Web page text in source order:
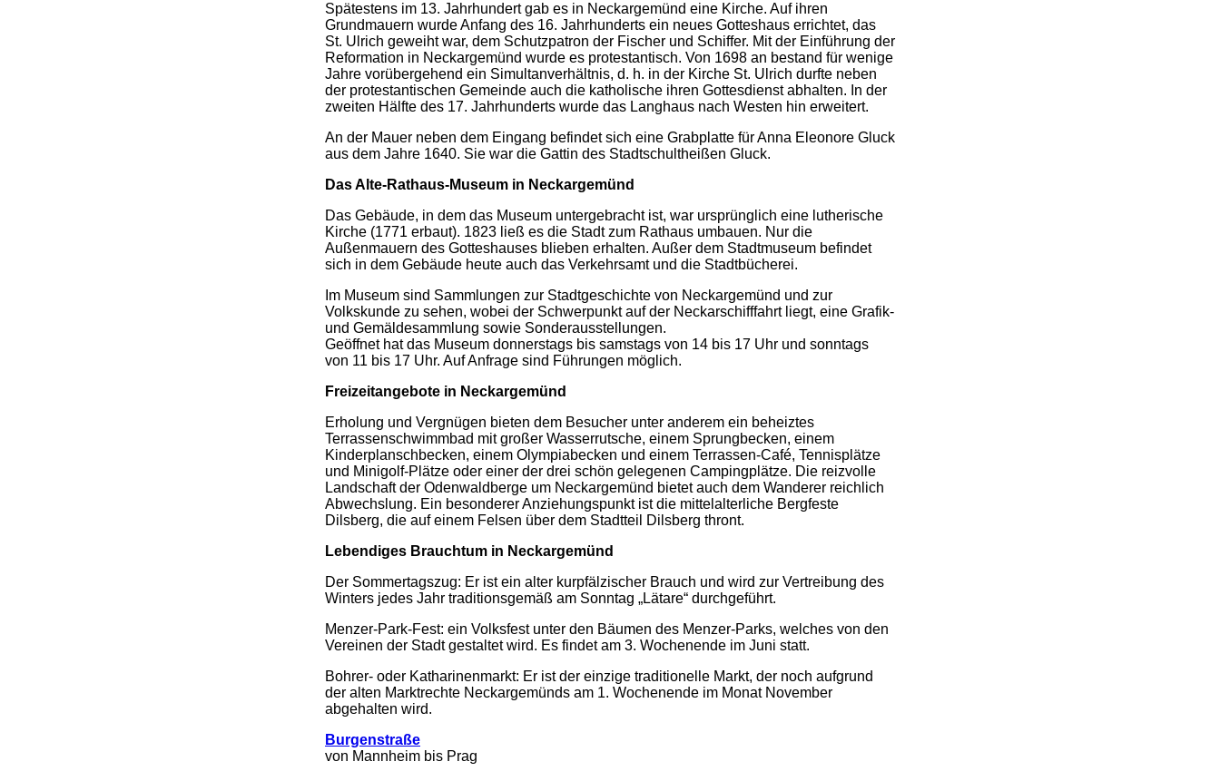
Spätestens im 13. Jahrhundert gab es in Neckargemünd eine Kirche. Auf ihren
Grundmauern wurde Anfang des 16. Jahrhunderts ein neues Gotteshaus errichtet, das
St. Ulrich geweiht war, dem Schutzpatron der Fischer und Schiffer. Mit der Einführung der
Reformation in Neckargemünd wurde es protestantisch. Von 1698 an bestand für wenige
Jahre vorübergehend ein Simultanverhältnis, d. h. in der Kirche St. Ulrich durfte neben
der protestantischen Gemeinde auch die katholische ihren Gottesdienst abhalten. In der
zweiten Hälfte des 17. Jahrhunderts wurde das Langhaus nach Westen hin erweitert.
An der Mauer neben dem Eingang befindet sich eine Grabplatte für Anna Eleonore Gluck
aus dem Jahre 1640. Sie war die Gattin des Stadtschultheißen Gluck.
Das Alte-Rathaus-Museum in Neckargemünd
Das Gebäude, in dem das Museum untergebracht ist, war ursprünglich eine lutherische
Kirche (1771 erbaut). 1823 ließ es die Stadt zum Rathaus umbauen. Nur die
Außenmauern des Gotteshauses blieben erhalten. Außer dem Stadtmuseum befindet
sich in dem Gebäude heute auch das Verkehrsamt und die Stadtbücherei.
Im Museum sind Sammlungen zur Stadtgeschichte von Neckargemünd und zur
Volkskunde zu sehen, wobei der Schwerpunkt auf der Neckarschifffahrt liegt, eine Grafik-
und Gemäldesammlung sowie Sonderausstellungen.
Geöffnet hat das Museum donnerstags bis samstags von 14 bis 17 Uhr und sonntags
von 11 bis 17 Uhr. Auf Anfrage sind Führungen möglich.
Freizeitangebote in Neckargemünd
Erholung und Vergnügen bieten dem Besucher unter anderem ein beheiztes
Terrassenschwimmbad mit großer Wasserrutsche, einem Sprungbecken, einem
Kinderplanschbecken, einem Olympiabecken und einem Terrassen-Café, Tennisplätze
und Minigolf-Plätze oder einer der drei schön gelegenen Campingplätze. Die reizvolle
Landschaft der Odenwaldberge um Neckargemünd bietet auch dem Wanderer reichlich
Abwechslung. Ein besonderer Anziehungspunkt ist die mittelalterliche Bergfeste
Dilsberg, die auf einem Felsen über dem Stadtteil Dilsberg thront.
Lebendiges Brauchtum in Neckargemünd
Der Sommertagszug: Er ist ein alter kurpfälzischer Brauch und wird zur Vertreibung des
Winters jedes Jahr traditionsgemäß am Sonntag „Lätare“ durchgeführt.
Menzer-Park-Fest: ein Volksfest unter den Bäumen des Menzer-Parks, welches von den
Vereinen der Stadt gestaltet wird. Es findet am 3. Wochenende im Juni statt.
Bohrer- oder Katharinenmarkt: Er ist der einzige traditionelle Markt, der noch aufgrund
der alten Marktrechte Neckargemünds am 1. Wochenende im Monat November
abgehalten wird.
Burgenstraße
von Mannheim bis Prag